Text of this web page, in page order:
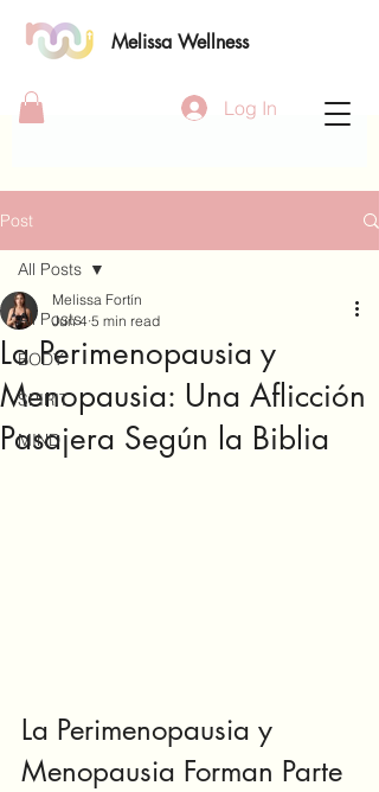
Melissa Wellness
Log In
Post
All Posts
BODY
SPIRIT
MIND
All Posts
La Perimenopausia y
Menopausia: Una Aflicción
Pasajera Según la Biblia
Melissa Fortín
Jun 4 5 min read
La Perimenopausia y
Menopausia Forman Parte